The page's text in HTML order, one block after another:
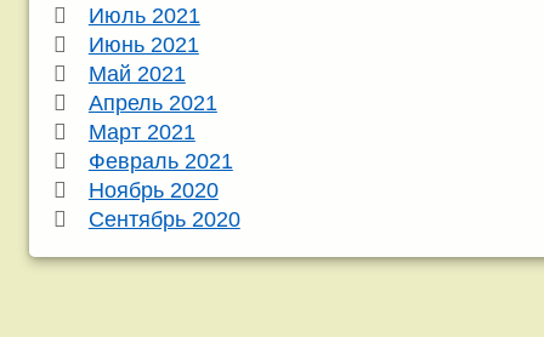
Июль 2021
Июнь 2021
Май 2021
Апрель 2021
Март 2021
Февраль 2021
Ноябрь 2020
Сентябрь 2020